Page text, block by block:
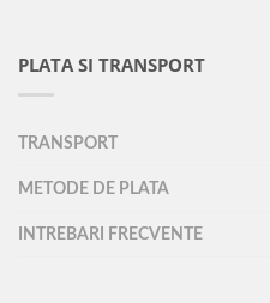
PLATA SI TRANSPORT
TRANSPORT
METODE DE PLATA
INTREBARI FRECVENTE